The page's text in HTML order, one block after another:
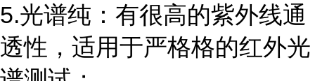
5.光谱纯：有很高的紫外线通
透性，适用于严格格的红外光